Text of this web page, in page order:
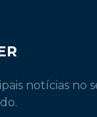
notícias no